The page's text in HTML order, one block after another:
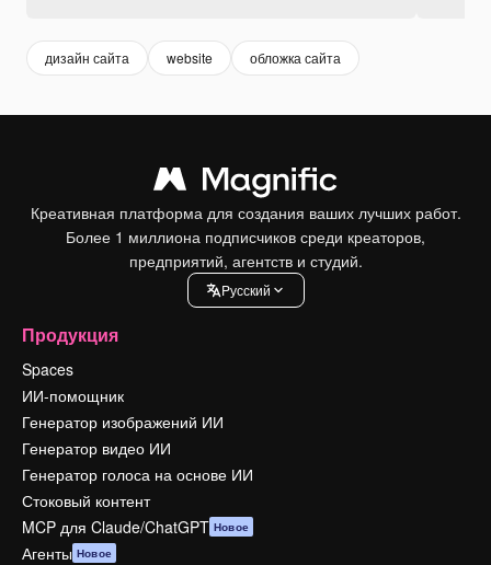
дизайн сайта website обложка сайта
Креативная платформа для создания ваших лучших работ.
Более 1 миллиона подписчиков среди креаторов,
предприятий, агентств и студий.
Pусский
Продукция
Spaces
ИИ-помощник
Генератор изображений ИИ
Генератор видео ИИ
Генератор голоса на основе ИИ
Стоковый контент
MCP для Claude/ChatGPT Новое
Агенты Новое